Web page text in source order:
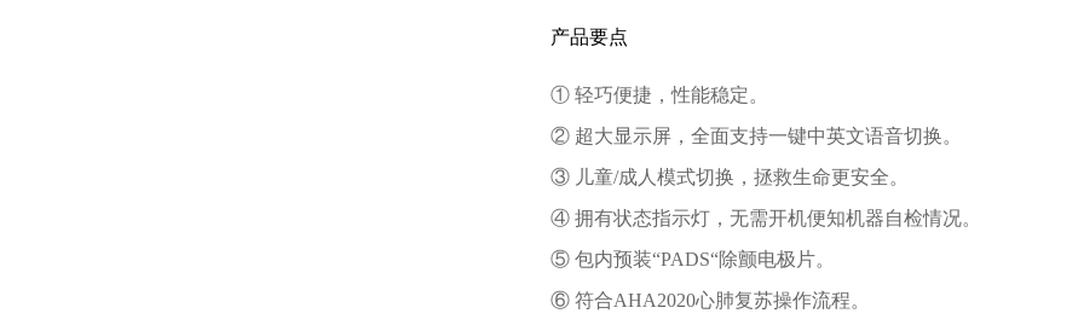
产品要点
① 轻巧便捷，性能稳定。
② 超大显示屏，全面支持一键中英文语音切换。
③ 儿童/成人模式切换，拯救生命更安全。
④ 拥有状态指示灯，无需开机便知机器自检情况。
⑤ 包内预装“PADS“除颤电极片。
⑥ 符合AHA2020心肺复苏操作流程。